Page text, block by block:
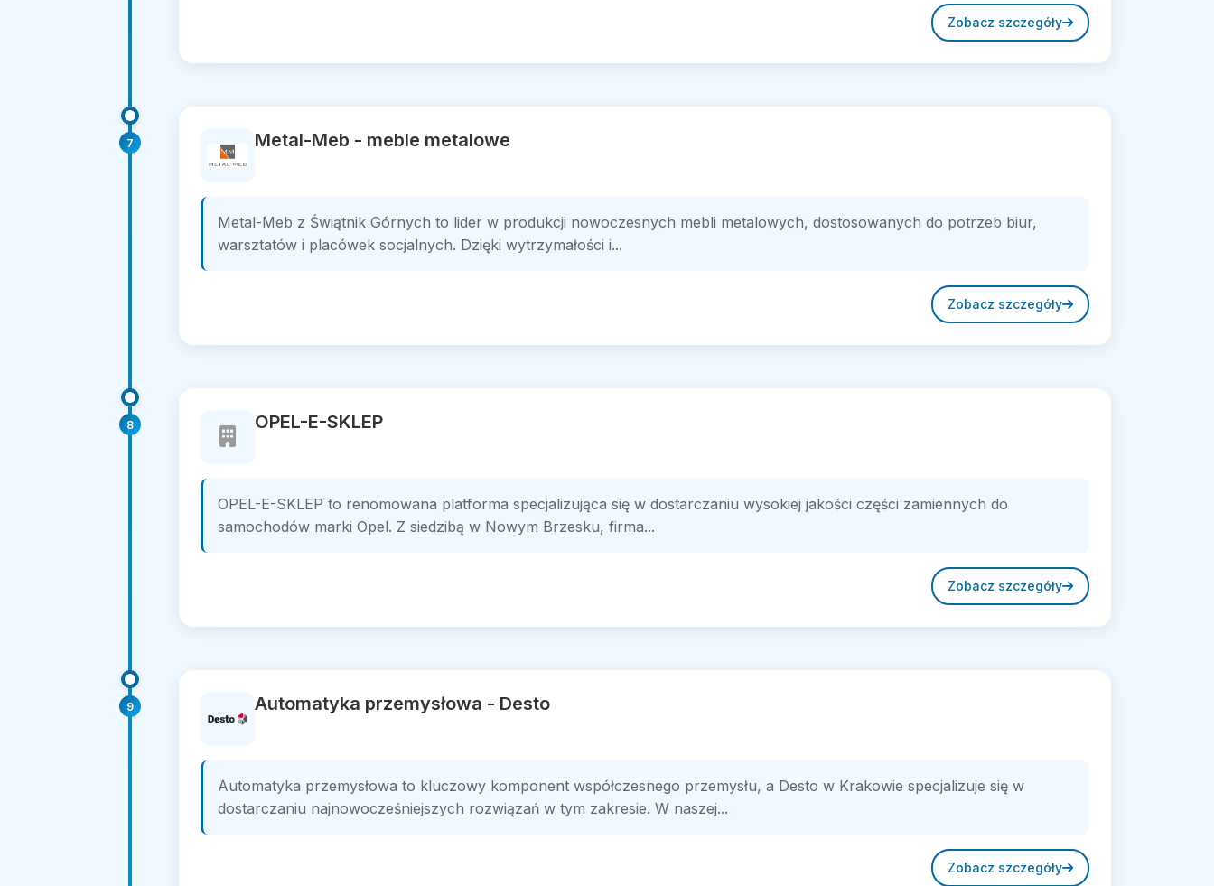
Zobacz szczegóły
7 Metal-Meb - meble metalowe
Metal-Meb z Świątnik Górnych to lider w produkcji nowoczesnych mebli metalowych, dostosowanych do potrzeb biur,
warsztatów i placówek socjalnych. Dzięki wytrzymałości i...
Zobacz szczegóły
8 OPEL-E-SKLEP
OPEL-E-SKLEP to renomowana platforma specjalizująca się w dostarczaniu wysokiej jakości części zamiennych do
samochodów marki Opel. Z siedzibą w Nowym Brzesku, firma...
Zobacz szczegóły
9 Automatyka przemysłowa - Desto
Automatyka przemysłowa to kluczowy komponent współczesnego przemysłu, a Desto w Krakowie specjalizuje się w
dostarczaniu najnowocześniejszych rozwiązań w tym zakresie. W naszej...
Zobacz szczegóły